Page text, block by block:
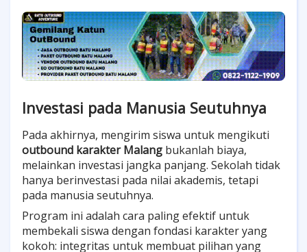
Investasi pada Manusia Seutuhnya
Pada akhirnya, mengirim siswa untuk mengikuti
outbound karakter Malang bukanlah biaya,
melainkan investasi jangka panjang. Sekolah tidak
hanya berinvestasi pada nilai akademis, tetapi
pada manusia seutuhnya.
Program ini adalah cara paling efektif untuk
membekali siswa dengan fondasi karakter yang
kokoh: integritas untuk membuat pilihan yang